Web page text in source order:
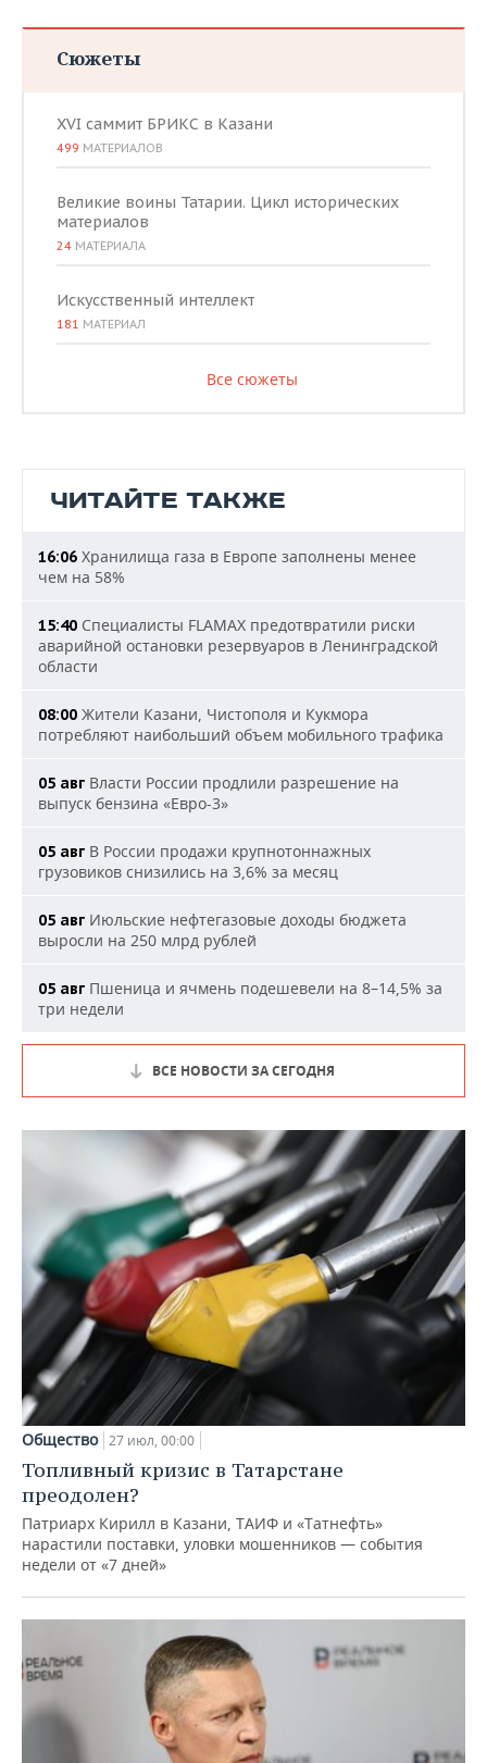
Сюжеты
XVI саммит БРИКС в Казани
499 МАТЕРИАЛОВ
Великие воины Татарии. Цикл исторических
материалов
24 МАТЕРИАЛА
Искусственный интеллект
181 МАТЕРИАЛ
Все сюжеты
ЧИТАЙТЕ ТАКЖЕ
16:06 Хранилища газа в Европе заполнены менее
чем на 58%
15:40 Специалисты FLAMAX предотвратили риски
аварийной остановки резервуаров в Ленинградской
области
08:00 Жители Казани, Чистополя и Кукмора
потребляют наибольший объем мобильного трафика
05 авг Власти России продлили разрешение на
выпуск бензина «Евро-3»
05 авг В России продажи крупнотоннажных
грузовиков снизились на 3,6% за месяц
05 авг Июльские нефтегазовые доходы бюджета
выросли на 250 млрд рублей
05 авг Пшеница и ячмень подешевели на 8–14,5% за
три недели
ВСЕ НОВОСТИ ЗА СЕГОДНЯ
Общество 27 июл, 00:00
Топливный кризис в Татарстане
преодолен?
Патриарх Кирилл в Казани, ТАИФ и «Татнефть»
нарастили поставки, уловки мошенников — события
недели от «7 дней»